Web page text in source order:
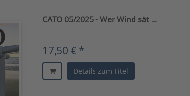
CATO 05/2025 - Wer Wind sät ...
17,50 € *
Details zum Titel